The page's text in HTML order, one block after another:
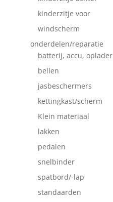
kinderzitje voor
windscherm
onderdelen/reparatie
batterij, accu, oplader
bellen
jasbeschermers
kettingkast/scherm
Klein materiaal
lakken
pedalen
snelbinder
spatbord/-lap
standaarden